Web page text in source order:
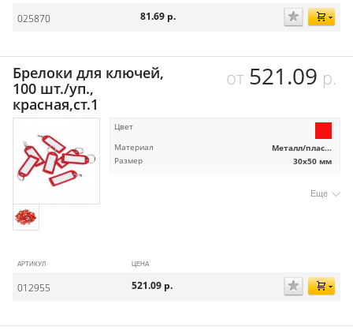
025870 81.69 р.
Брелоки для ключей,
100 шт./уп.,
красная,ст.1
от 521.09 р.
Цвет
Материал
Металл/плас...
Размер 30х50 мм
Еще
АРТИКУЛ ЦЕНА
012955 521.09 р.